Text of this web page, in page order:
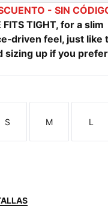
- SIN
FITS TIGHT, for a slim
feel, just like
sizing up if you
Talla
S
Talla
M
Talla
L